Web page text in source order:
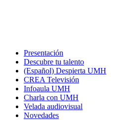
Presentación
Descubre tu talento
(Español) Despierta UMH
CREA Televisión
Infoaula UMH
Charla con UMH
Velada audiovisual
Novedades